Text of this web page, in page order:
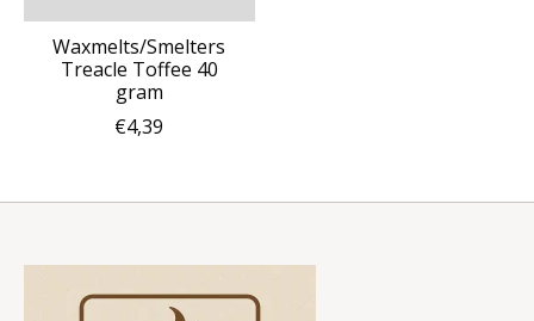
Waxmelts/Smelters
Treacle Toffee 40
gram
€4,39